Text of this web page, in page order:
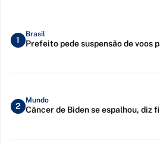
1
Brasil
Prefeito pede suspensão de voos
2
Mundo
Câncer de Biden se espalhou, diz